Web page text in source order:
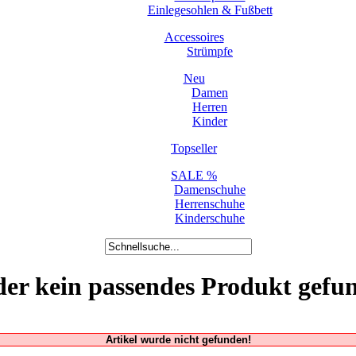
Einlegesohlen & Fußbett
Accessoires
Strümpfe
Neu
Damen
Herren
Kinder
Topseller
SALE %
Damenschuhe
Herrenschuhe
Kinderschuhe
kein passendes Produkt
Artikel wurde nicht gefunden!